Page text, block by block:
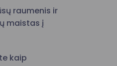
raumenis ir
maistas į
kaip